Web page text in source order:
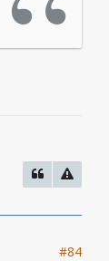
#84